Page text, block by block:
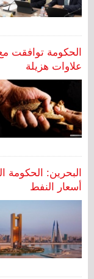
الحكومة توافقت
علاوات هزيلة
البحرين: الحكومة
أسعار النفط